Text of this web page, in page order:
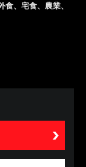
、宅食、農業、